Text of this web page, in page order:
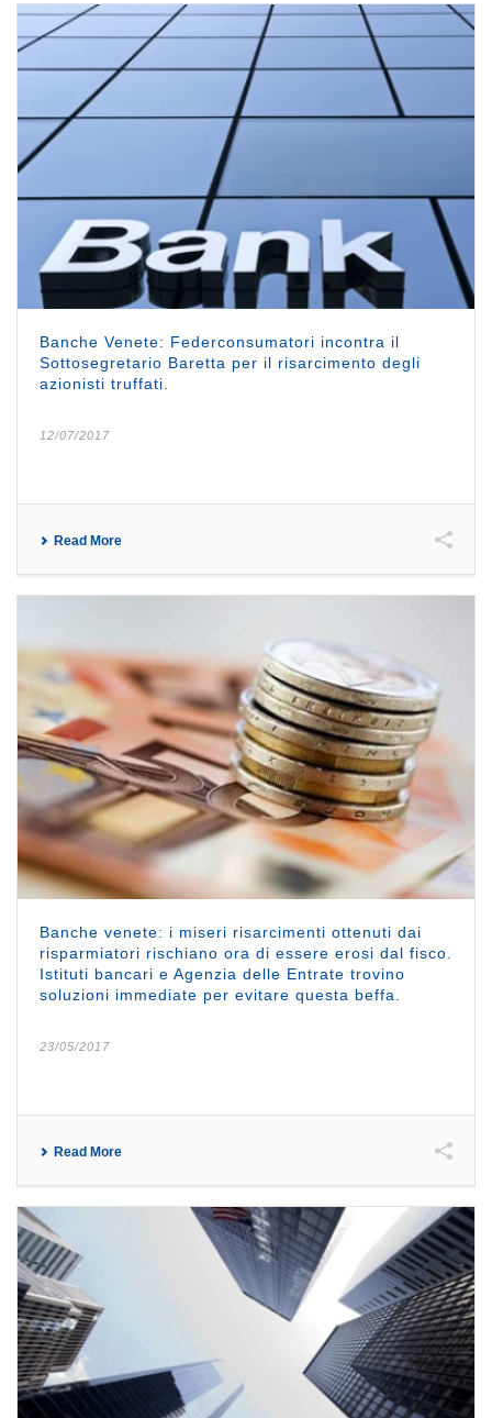
Banche Venete: Federconsumatori incontra il
Sottosegretario Baretta per il risarcimento degli
azionisti truffati.
12/07/2017
Read More
Banche venete: i miseri risarcimenti ottenuti dai
risparmiatori rischiano ora di essere erosi dal fisco.
Istituti bancari e Agenzia delle Entrate trovino
soluzioni immediate per evitare questa beffa.
23/05/2017
Read More